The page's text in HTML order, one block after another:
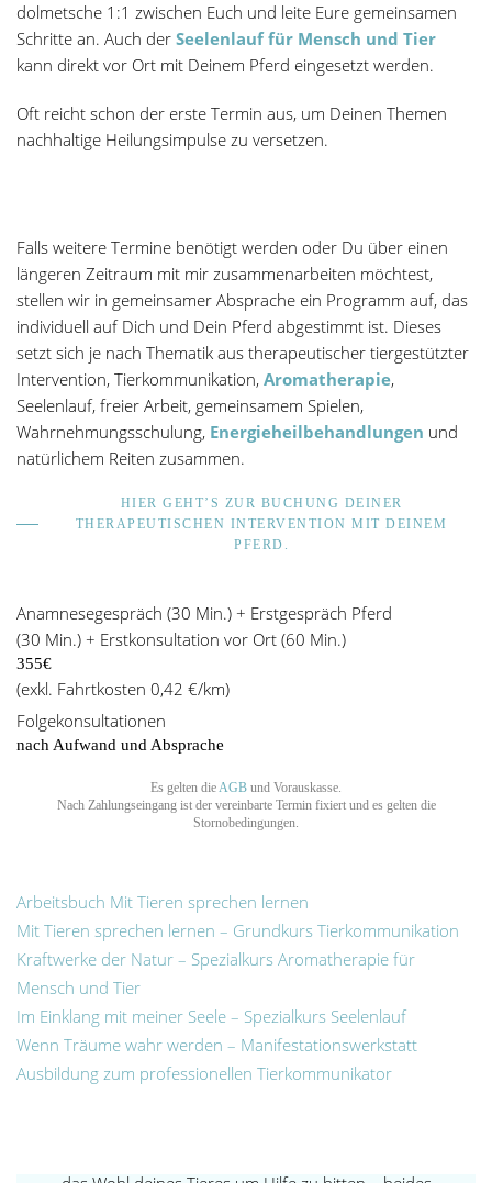
dolmetsche 1:1 zwischen Euch und leite Eure gemeinsamen
Schritte an. Auch der Seelenlauf für Mensch und Tier
kann direkt vor Ort mit Deinem Pferd eingesetzt werden.
Oft reicht schon der erste Termin aus, um Deinen Themen
nachhaltige Heilungsimpulse zu versetzen.
Falls weitere Termine benötigt werden oder Du über einen
längeren Zeitraum mit mir zusammenarbeiten möchtest,
stellen wir in gemeinsamer Absprache ein Programm auf, das
individuell auf Dich und Dein Pferd abgestimmt ist. Dieses
setzt sich je nach Thematik aus therapeutischer tiergestützter
Intervention, Tierkommunikation, Aromatherapie,
Seelenlauf, freier Arbeit, gemeinsamem Spielen,
Wahrnehmungsschulung, Energieheilbehandlungen und
natürlichem Reiten zusammen.
HIER GEHT’S ZUR BUCHUNG DEINER
THERAPEUTISCHEN INTERVENTION MIT DEINEM
PFERD.
Anamnesegespräch (30 Min.) + Erstgespräch Pferd
(30 Min.) + Erstkonsultation vor Ort (60 Min.)
355€
(exkl. Fahrtkosten 0,42 €/km)
Folgekonsultationen
nach Aufwand und Absprache
Es gelten dieAGB und Vorauskasse.
Nach Zahlungseingang ist der vereinbarte Termin fixiert und es gelten die
Stornobedingungen.
Arbeitsbuch Mit Tieren sprechen lernen
Mit Tieren sprechen lernen – Grundkurs Tierkommunikation
Kraftwerke der Natur – Spezialkurs Aromatherapie für
Mensch und Tier
Im Einklang mit meiner Seele – Spezialkurs Seelenlauf
Wenn Träume wahr werden – Manifestationswerkstatt
Ausbildung zum professionellen Tierkommunikator